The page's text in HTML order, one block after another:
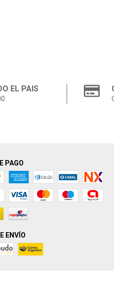
EL PAIS
PAGO
ENVÍO